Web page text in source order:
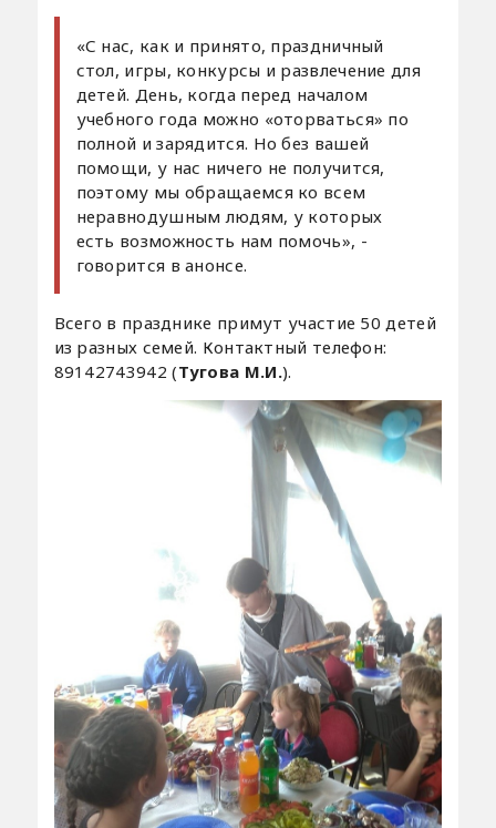
«С нас, как и принято, праздничный
стол, игры, конкурсы и развлечение для
детей. День, когда перед началом
учебного года можно «оторваться» по
полной и зарядится. Но без вашей
помощи, у нас ничего не получится,
поэтому мы обращаемся ко всем
неравнодушным людям, у которых
есть возможность нам помочь», -
говорится в анонсе.
Всего в празднике примут участие 50 детей
из разных семей. Контактный телефон:
89142743942 (Тугова М.И.).